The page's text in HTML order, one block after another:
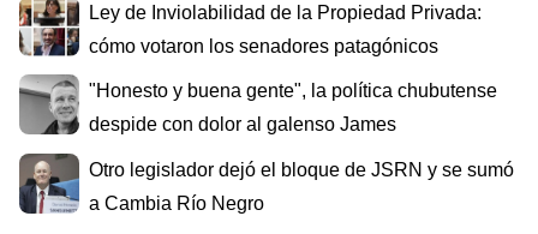
Ley de Inviolabilidad de la Propiedad Privada:
cómo votaron los senadores patagónicos
"Honesto y buena gente", la política chubutense
despide con dolor al galenso James
Otro legislador dejó el bloque de JSRN y se sumó
a Cambia Río Negro